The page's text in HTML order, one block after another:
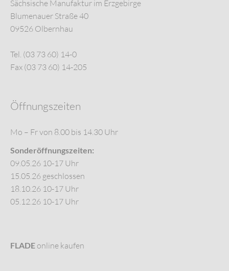
Sächsische Manufaktur im Erzgebirge
Blumenauer Straße 40
09526 Olbernhau
Tel. (03 73 60) 14-0
Fax (03 73 60) 14-205
Öffnungszeiten
Mo – Fr von 8.00 bis 14.30 Uhr
Sonderöffnungszeiten:
09.05.26 10-17 Uhr
15.05.26 geschlossen
18.10.26 10-17 Uhr
05.12.26 10-17 Uhr
FLADE online kaufen